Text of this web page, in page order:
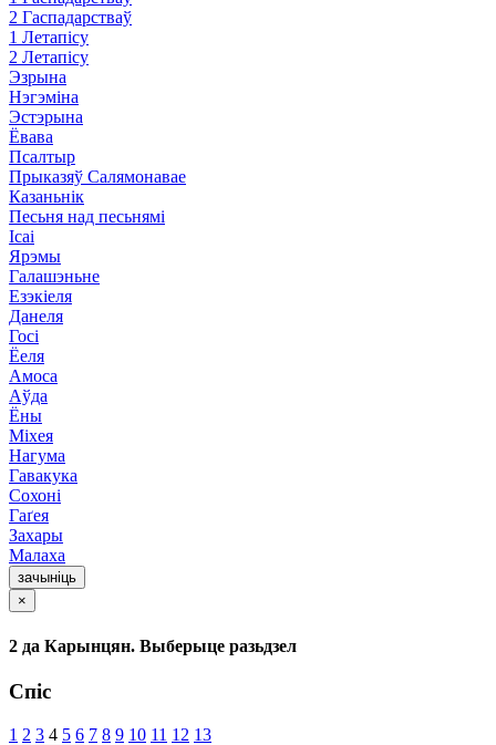
2 Гаспадарстваў
1 Летапісу
2 Летапісу
Эзрына
Нэгэміна
Эстэрына
Ёвава
Псалтыр
Прыказяў Салямонавае
Казаньнік
Песьня над песьнямі
Ісаі
Ярэмы
Галашэньне
Езэкіеля
Данеля
Госі
Ёеля
Амоса
Аўда
Ёны
Міхея
Нагума
Гавакука
Сохоні
Гаґея
Захары
Малаха
зачыніць
×
2 да Карынцян. Выберыце разьдзел
Спіс
1 2 3 4 5 6 7 8 9 10 11 12 13